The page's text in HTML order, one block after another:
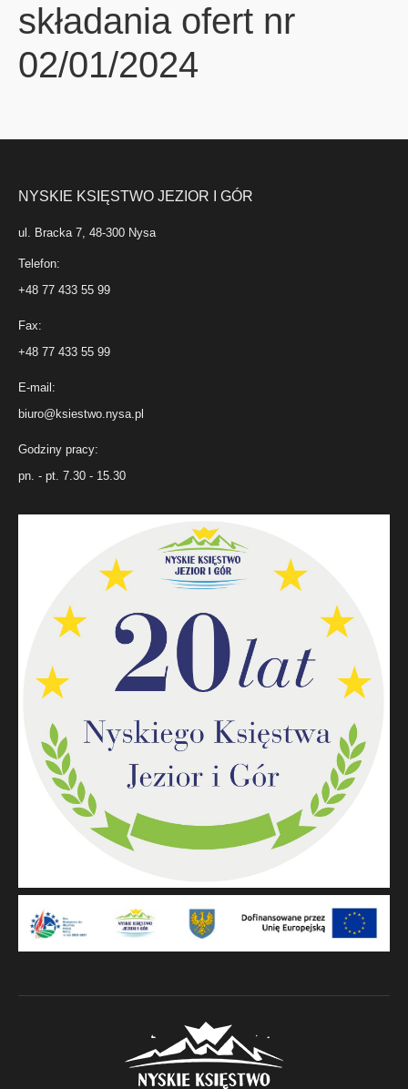
składania ofert nr
02/01/2024
NYSKIE KSIĘSTWO JEZIOR I GÓR
ul. Bracka 7, 48-300 Nysa
Telefon:
+48 77 433 55 99
Fax:
+48 77 433 55 99
E-mail:
biuro@ksiestwo.nysa.pl
Godziny pracy:
pn. - pt. 7.30 - 15.30